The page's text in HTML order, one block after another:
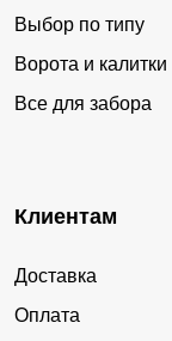
Выбор по типу
Ворота и калитки
Все для забора
Клиентам
Доставка
Оплата